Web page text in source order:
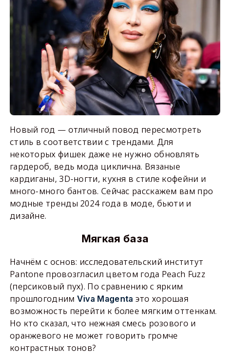
Новый год — отличный повод пересмотреть
стиль в соответствии с трендами. Для
некоторых фишек даже не нужно обновлять
гардероб, ведь мода циклична. Вязаные
кардиганы, 3D-ногти, кухня в стиле кофейни и
много-много бантов. Сейчас расскажем вам про
модные тренды 2024 года в моде, бьюти и
дизайне.
Мягкая база
Начнём с основ: исследовательский институт
Pantone провозгласил цветом года Peach Fuzz
(персиковый пух). По сравнению с ярким
прошлогодним Viva Magenta это хорошая
возможность перейти к более мягким оттенкам.
Но кто сказал, что нежная смесь розового и
оранжевого не может говорить громче
контрастных тонов?